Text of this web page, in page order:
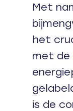
Met
het
met de
is de